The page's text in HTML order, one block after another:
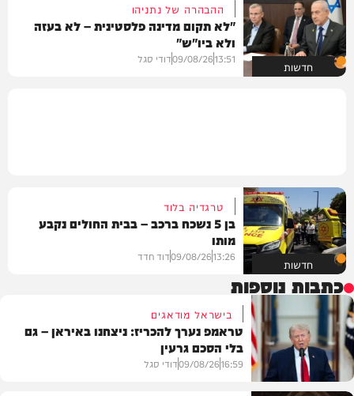
חדשות
ההבהרה של נתניהו
"לא תקום מדינה פלסטינית – לא בעזה
ולא ביו"ש"
13:51
09/08/26דודי סגל
חדשות
טרגדיה בלוד
בן 5 נשכח ברכב – בבית החולים נקבע
מותו
13:26
09/08/26דוד חדד
כתבות נוספות
בישראל מודאגים
טראמפ נערך להכריז: ניצחנו באיראן – גם
בלי הסכם גרעין
16:59
09/08/26דודי סגל